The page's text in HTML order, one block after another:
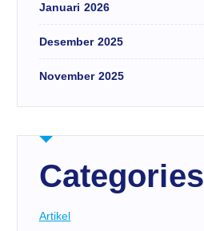
Januari 2026
Desember 2025
November 2025
Categories
Artikel